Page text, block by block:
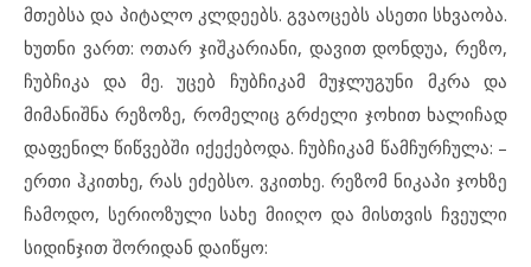
მთებსა და პიტალო კლდეებს. გვაოცებს ასეთი სხვაობა.
ხუთნი ვართ: ოთარ ჯიშკარიანი, დავით დონდუა, რეზო,
ჩუბჩიკა და მე. უცებ ჩუბჩიკამ მუჯლუგუნი მკრა და
მიმანიშნა რეზოზე, რომელიც გრძელი ჯოხით ხალიჩად
დაფენილ წიწვებში იქექებოდა. ჩუბჩიკამ წამჩურჩულა: –
ერთი ჰკითხე, რას ეძებსო. ვკითხე. რეზომ ნიკაპი ჯოხზე
ჩამოდო, სერიოზული სახე მიიღო და მისთვის ჩვეული
სიდინჯით შორიდან დაიწყო: